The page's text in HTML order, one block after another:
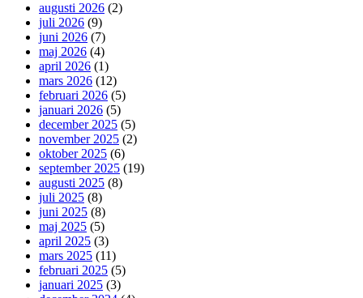
augusti 2026 (2)
juli 2026 (9)
juni 2026 (7)
maj 2026 (4)
april 2026 (1)
mars 2026 (12)
februari 2026 (5)
januari 2026 (5)
december 2025 (5)
november 2025 (2)
oktober 2025 (6)
september 2025 (19)
augusti 2025 (8)
juli 2025 (8)
juni 2025 (8)
maj 2025 (5)
april 2025 (3)
mars 2025 (11)
februari 2025 (5)
januari 2025 (3)